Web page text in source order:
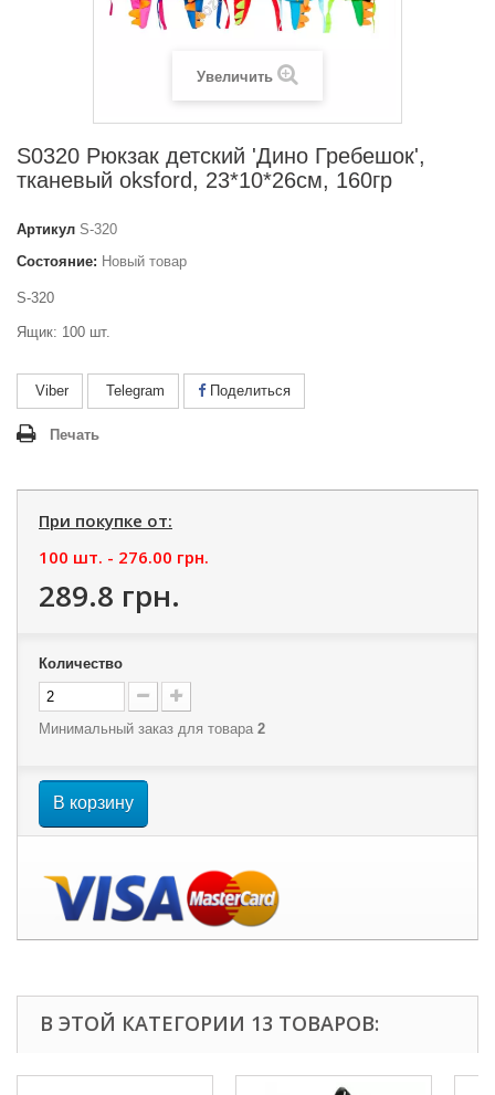
Увеличить
S0320 Рюкзак детский 'Дино Гребешок',
тканевый oksford, 23*10*26см, 160гр
Артикул S-320
Состояние: Новый товар
S-320
Ящик: 100 шт.
Viber Telegram Поделиться
Печать
При покупке от:
100 шт. - 276.00 грн.
289.8 грн.
Количество
Минимальный заказ для товара 2
В корзину
В ЭТОЙ КАТЕГОРИИ 13 ТОВАРОВ: